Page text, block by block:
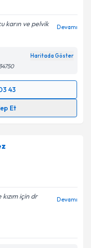
karın ve pelvik
Devamı
Haritada Göster
43
Et
ile bilgilendireceğiz.
ediyorum.
için dr
Devamı